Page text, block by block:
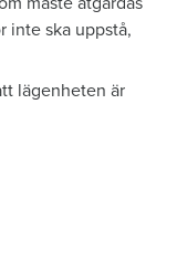
inte ska uppstå,
lägenheten är